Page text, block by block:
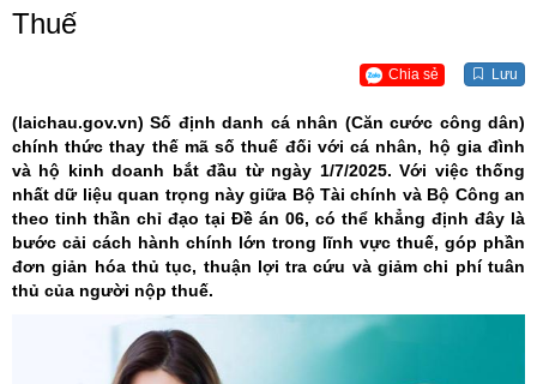
Thuế
Chia sẻ Lưu
(laichau.gov.vn) Số định danh cá nhân (Căn cước công dân)
chính thức thay thế mã số thuế đối với cá nhân, hộ gia đình
và hộ kinh doanh bắt đầu từ ngày 1/7/2025. Với việc thống
nhất dữ liệu quan trọng này giữa Bộ Tài chính và Bộ Công an
theo tinh thần chỉ đạo tại Đề án 06, có thể khẳng định đây là
bước cải cách hành chính lớn trong lĩnh vực thuế, góp phần
đơn giản hóa thủ tục, thuận lợi tra cứu và giảm chi phí tuân
thủ của người nộp thuế.